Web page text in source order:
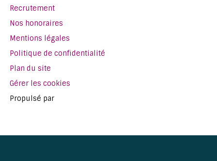
Recrutement
Nos honoraires
Mentions légales
Politique de confidentialité
Plan du site
Gérer les cookies
Propulsé par